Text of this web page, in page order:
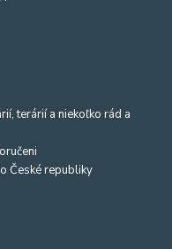
terárií a niekoľko rád a
České republiky